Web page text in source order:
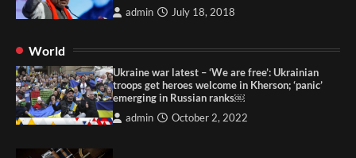
admin July 18, 2018
World
Ukraine war latest – ‘We are free’: Ukrainian
troops get heroes welcome in Kherson; ‘panic’
emerging in Russian ranks￼
admin October 2, 2022